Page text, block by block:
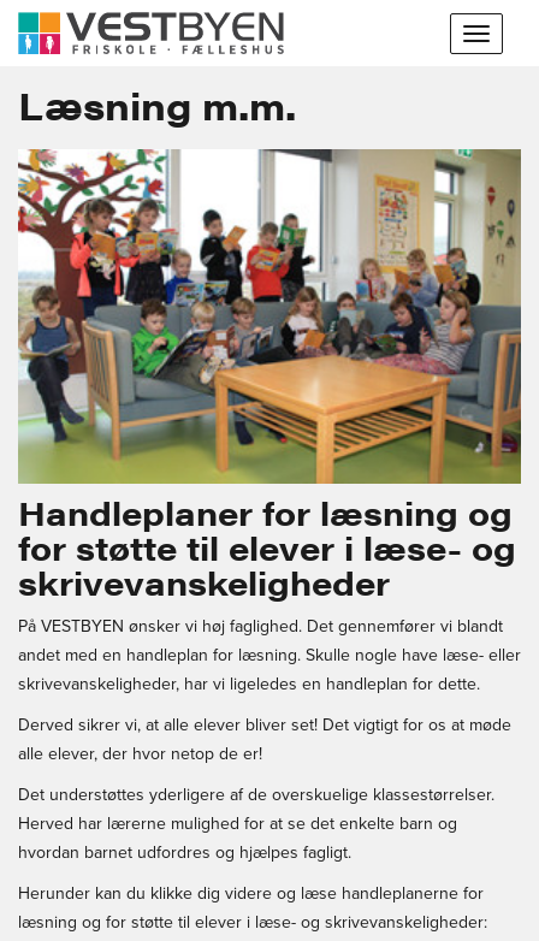
Toggle
Læsning m.m.
Handleplaner for læsning og
for støtte til elever i læse- og
skrivevanskeligheder
På VESTBYEN ønsker vi høj faglighed. Det gennemfører vi blandt
andet med en handleplan for læsning. Skulle nogle have læse- eller
skrivevanskeligheder, har vi ligeledes en handleplan for dette.
Derved sikrer vi, at alle elever bliver set! Det vigtigt for os at møde
alle elever, der hvor netop de er!
Det understøttes yderligere af de overskuelige klassestørrelser.
Herved har lærerne mulighed for at se det enkelte barn og
hvordan barnet udfordres og hjælpes fagligt.
Herunder kan du klikke dig videre og læse handleplanerne for
læsning og for støtte til elever i læse- og skrivevanskeligheder: